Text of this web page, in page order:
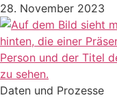
28. November 2023
Daten und Prozesse